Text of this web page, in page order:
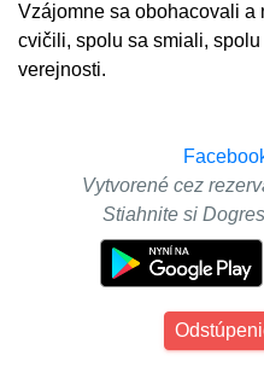
Vzájomne sa obohacovali a
cvičili, spolu sa smiali,
verejnosti.
Vytvorené cez
Stiahnite si